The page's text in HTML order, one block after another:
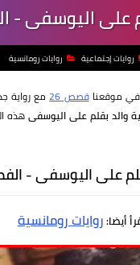
على اليوسفى -
روايات إجتماعية روايات رومانسية
في موقعناقصص 26 مع رواية
والد بقلم على اليوسفىهذه
على اليوسفى -
أيضا:روايات رومانسية